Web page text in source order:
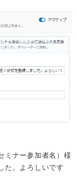
ミナー参加者名）様
た。よろしいです